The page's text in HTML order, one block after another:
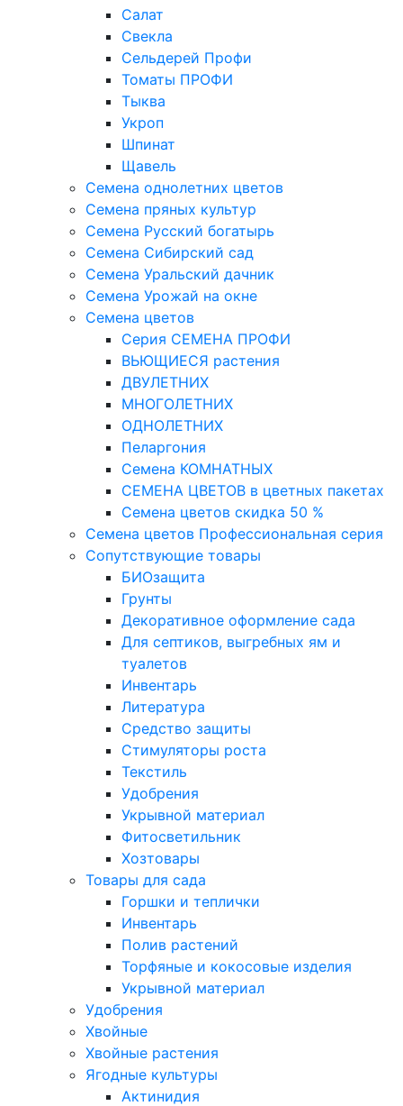
Салат
Свекла
Сельдерей Профи
Томаты ПРОФИ
Тыква
Укроп
Шпинат
Щавель
Семена однолетних цветов
Семена пряных культур
Семена Русский богатырь
Семена Сибирский сад
Семена Уральский дачник
Семена Урожай на окне
Семена цветов
Cерия CЕМЕНА ПРОФИ
ВЬЮЩИЕСЯ растения
ДВУЛЕТНИХ
МНОГОЛЕТНИХ
ОДНОЛЕТНИХ
Пеларгония
Семена КОМНАТНЫХ
СЕМЕНА ЦВЕТОВ в цветных пакетах
Семена цветов скидка 50 %
Семена цветов Профессиональная серия
Сопутствующие товары
БИОзащита
Грунты
Декоративное оформление сада
Для септиков, выгребных ям и
туалетов
Инвентарь
Литература
Средство защиты
Стимуляторы роста
Текстиль
Удобрения
Укрывной материал
Фитосветильник
Хозтовары
Товары для сада
Горшки и теплички
Инвентарь
Полив растений
Торфяные и кокосовые изделия
Укрывной материал
Удобрения
Хвойные
Хвойные растения
Ягодные культуры
Актинидия